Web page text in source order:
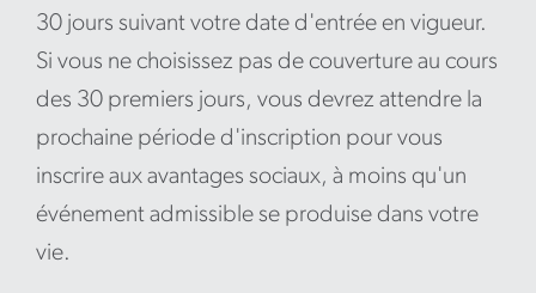
30 jours suivant votre date d'entrée en vigueur.
Si vous ne choisissez pas de couverture au cours
des 30 premiers jours, vous devrez attendre la
prochaine période d'inscription pour vous
inscrire aux avantages sociaux, à moins qu'un
événement admissible se produise dans votre
vie.